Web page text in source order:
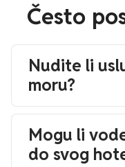
Često
Nudite li
moru?
Mogu li
do svog